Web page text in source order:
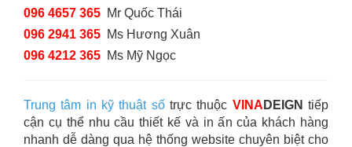
096 4657 365 Mr Quốc Thái
096 2941 365 Ms Hương Xuân
096 4212 365 Ms Mỹ Ngọc
Trung tâm in kỹ thuật sốtrực thuộc VINA DEIGN tiếp
cận cụ thể nhu cầu thiết kế và in ấn của khách hàng
nhanh dễ dàng qua hệ thống website chuyên biệt cho